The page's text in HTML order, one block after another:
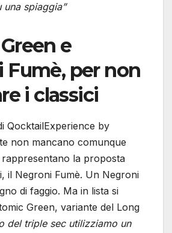
una spiaggia”
e
Fumè, per non
i classici
QocktailExperience by
non mancano comunque
la proposta
il Negroni Fumè. Un Negroni
di faggio. Ma in lista si
Green, variante del Long
del triple sec utilizziamo un